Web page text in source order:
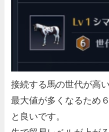
接続する馬の世代が高
最大値が多くなるため
と良いです。